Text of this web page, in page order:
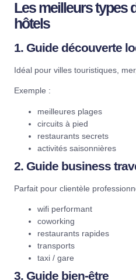
Les meilleurs types
hôtels
1. Guide découverte
Idéal pour villes touristiques,
Exemple :
meilleures plages
circuits à pied
restaurants secrets
activités saisonnières
2. Guide business
Parfait pour clientèle
wifi performant
coworking
restaurants rapides
transports
taxi / gare
3. Guide bien-être